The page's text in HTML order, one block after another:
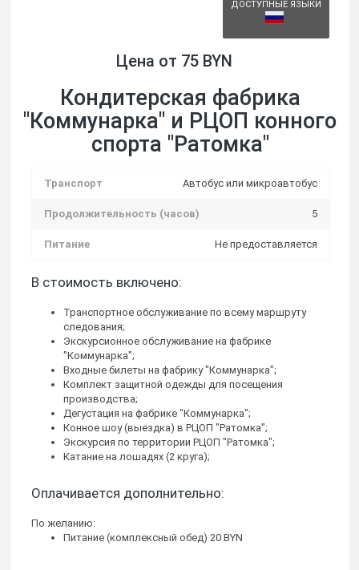
ДОСТУПНЫЕ ЯЗЫКИ
Цена от 75 BYN
Кондитерская фабрика
"Коммунарка" и РЦОП конного
спорта "Ратомка"
Транспорт Автобус или микроавтобус
Продолжительность (часов) 5
Питание Не предоставляется
В стоимость включено:
Транспортное обслуживание по всему маршруту
следования;
Экскурсионное обслуживание на фабрике
"Коммунарка";
Входные билеты на фабрику "Коммунарка";
Комплект защитной одежды для посещения
производства;
Дегустация на фабрике "Коммунарка";
Конное шоу (выездка) в РЦОП "Ратомка";
Экскурсия по территории РЦОП "Ратомка";
Катание на лошадях (2 круга);
Оплачивается дополнительно:
По желанию:
Питание (комплексный обед) 20 BYN